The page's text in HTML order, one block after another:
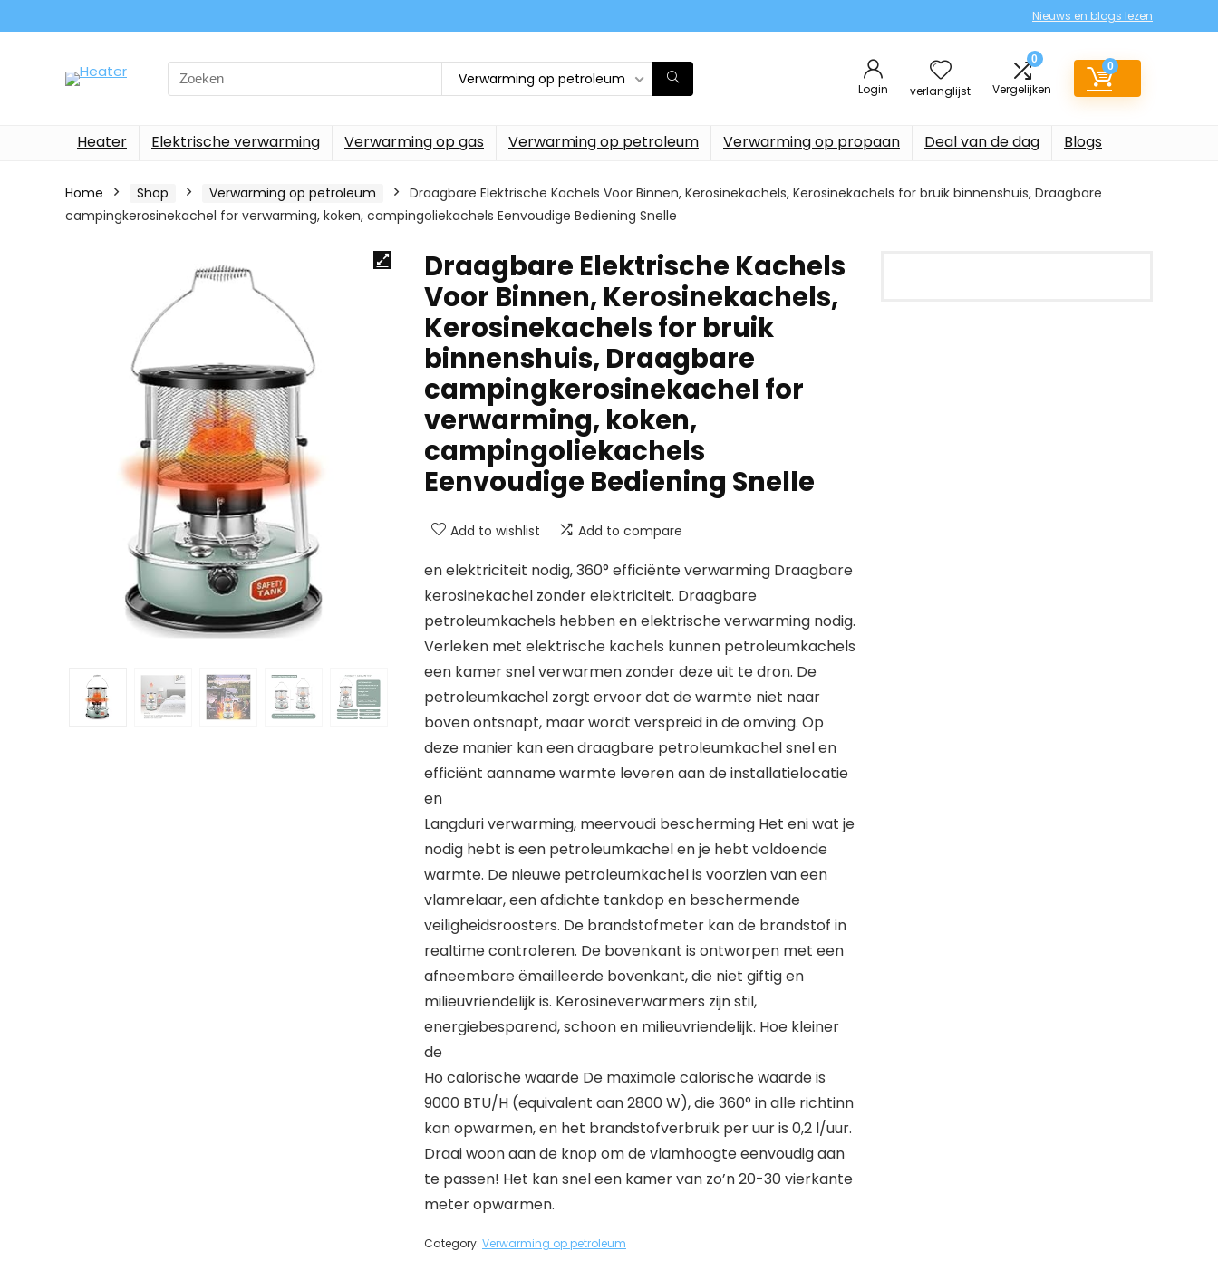
Nieuws en blogs lezen
Search
for:
Verwarming op petroleum
Login verlanglijst
0
Vergelijken
0
Heater Elektrische verwarming Verwarming op gas Verwarming op petroleum Verwarming op propaan Deal van de dag Blogs
Home Shop Verwarming op petroleum
Draagbare Elektrische Kachels Voor Binnen, Kerosinekachels, Kerosinekachels for bruik binnenshuis, Draagbare
campingkerosinekachel for verwarming, koken, campingoliekachels Eenvoudige Bediening Snelle
Draagbare Elektrische Kachels
Voor Binnen, Kerosinekachels,
Kerosinekachels for bruik
binnenshuis, Draagbare
campingkerosinekachel for
verwarming, koken,
campingoliekachels
Eenvoudige Bediening Snelle
Add to wishlist Add to compare
en elektriciteit nodig, 360° efficiënte verwarming Draagbare
kerosinekachel zonder elektriciteit. Draagbare
petroleumkachels hebben en elektrische verwarming nodig.
Verleken met elektrische kachels kunnen petroleumkachels
een kamer snel verwarmen zonder deze uit te dron. De
petroleumkachel zorgt ervoor dat de warmte niet naar
boven ontsnapt, maar wordt verspreid in de omving. Op
deze manier kan een draagbare petroleumkachel snel en
efficiënt aanname warmte leveren aan de installatielocatie
en
Langduri verwarming, meervoudi bescherming Het eni wat je
nodig hebt is een petroleumkachel en je hebt voldoende
warmte. De nieuwe petroleumkachel is voorzien van een
vlamrelaar, een afdichte tankdop en beschermende
veiligheidsroosters. De brandstofmeter kan de brandstof in
realtime controleren. De bovenkant is ontworpen met een
afneembare ëmailleerde bovenkant, die niet giftig en
milieuvriendelijk is. Kerosineverwarmers zijn stil,
energiebesparend, schoon en milieuvriendelijk. Hoe kleiner
de
Ho calorische waarde De maximale calorische waarde is
9000 BTU/H (equivalent aan 2800 W), die 360° in alle richtinn
kan opwarmen, en het brandstofverbruik per uur is 0,2 l/uur.
Draai woon aan de knop om de vlamhoogte eenvoudig aan
te passen! Het kan snel een kamer van zo’n 20-30 vierkante
meter opwarmen.
Category: Verwarming op petroleum